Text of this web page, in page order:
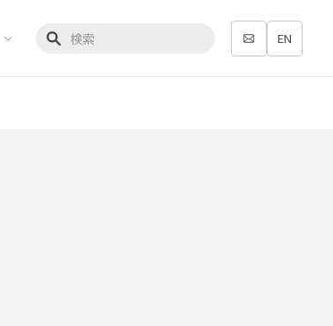
検索キーワード入力
EN